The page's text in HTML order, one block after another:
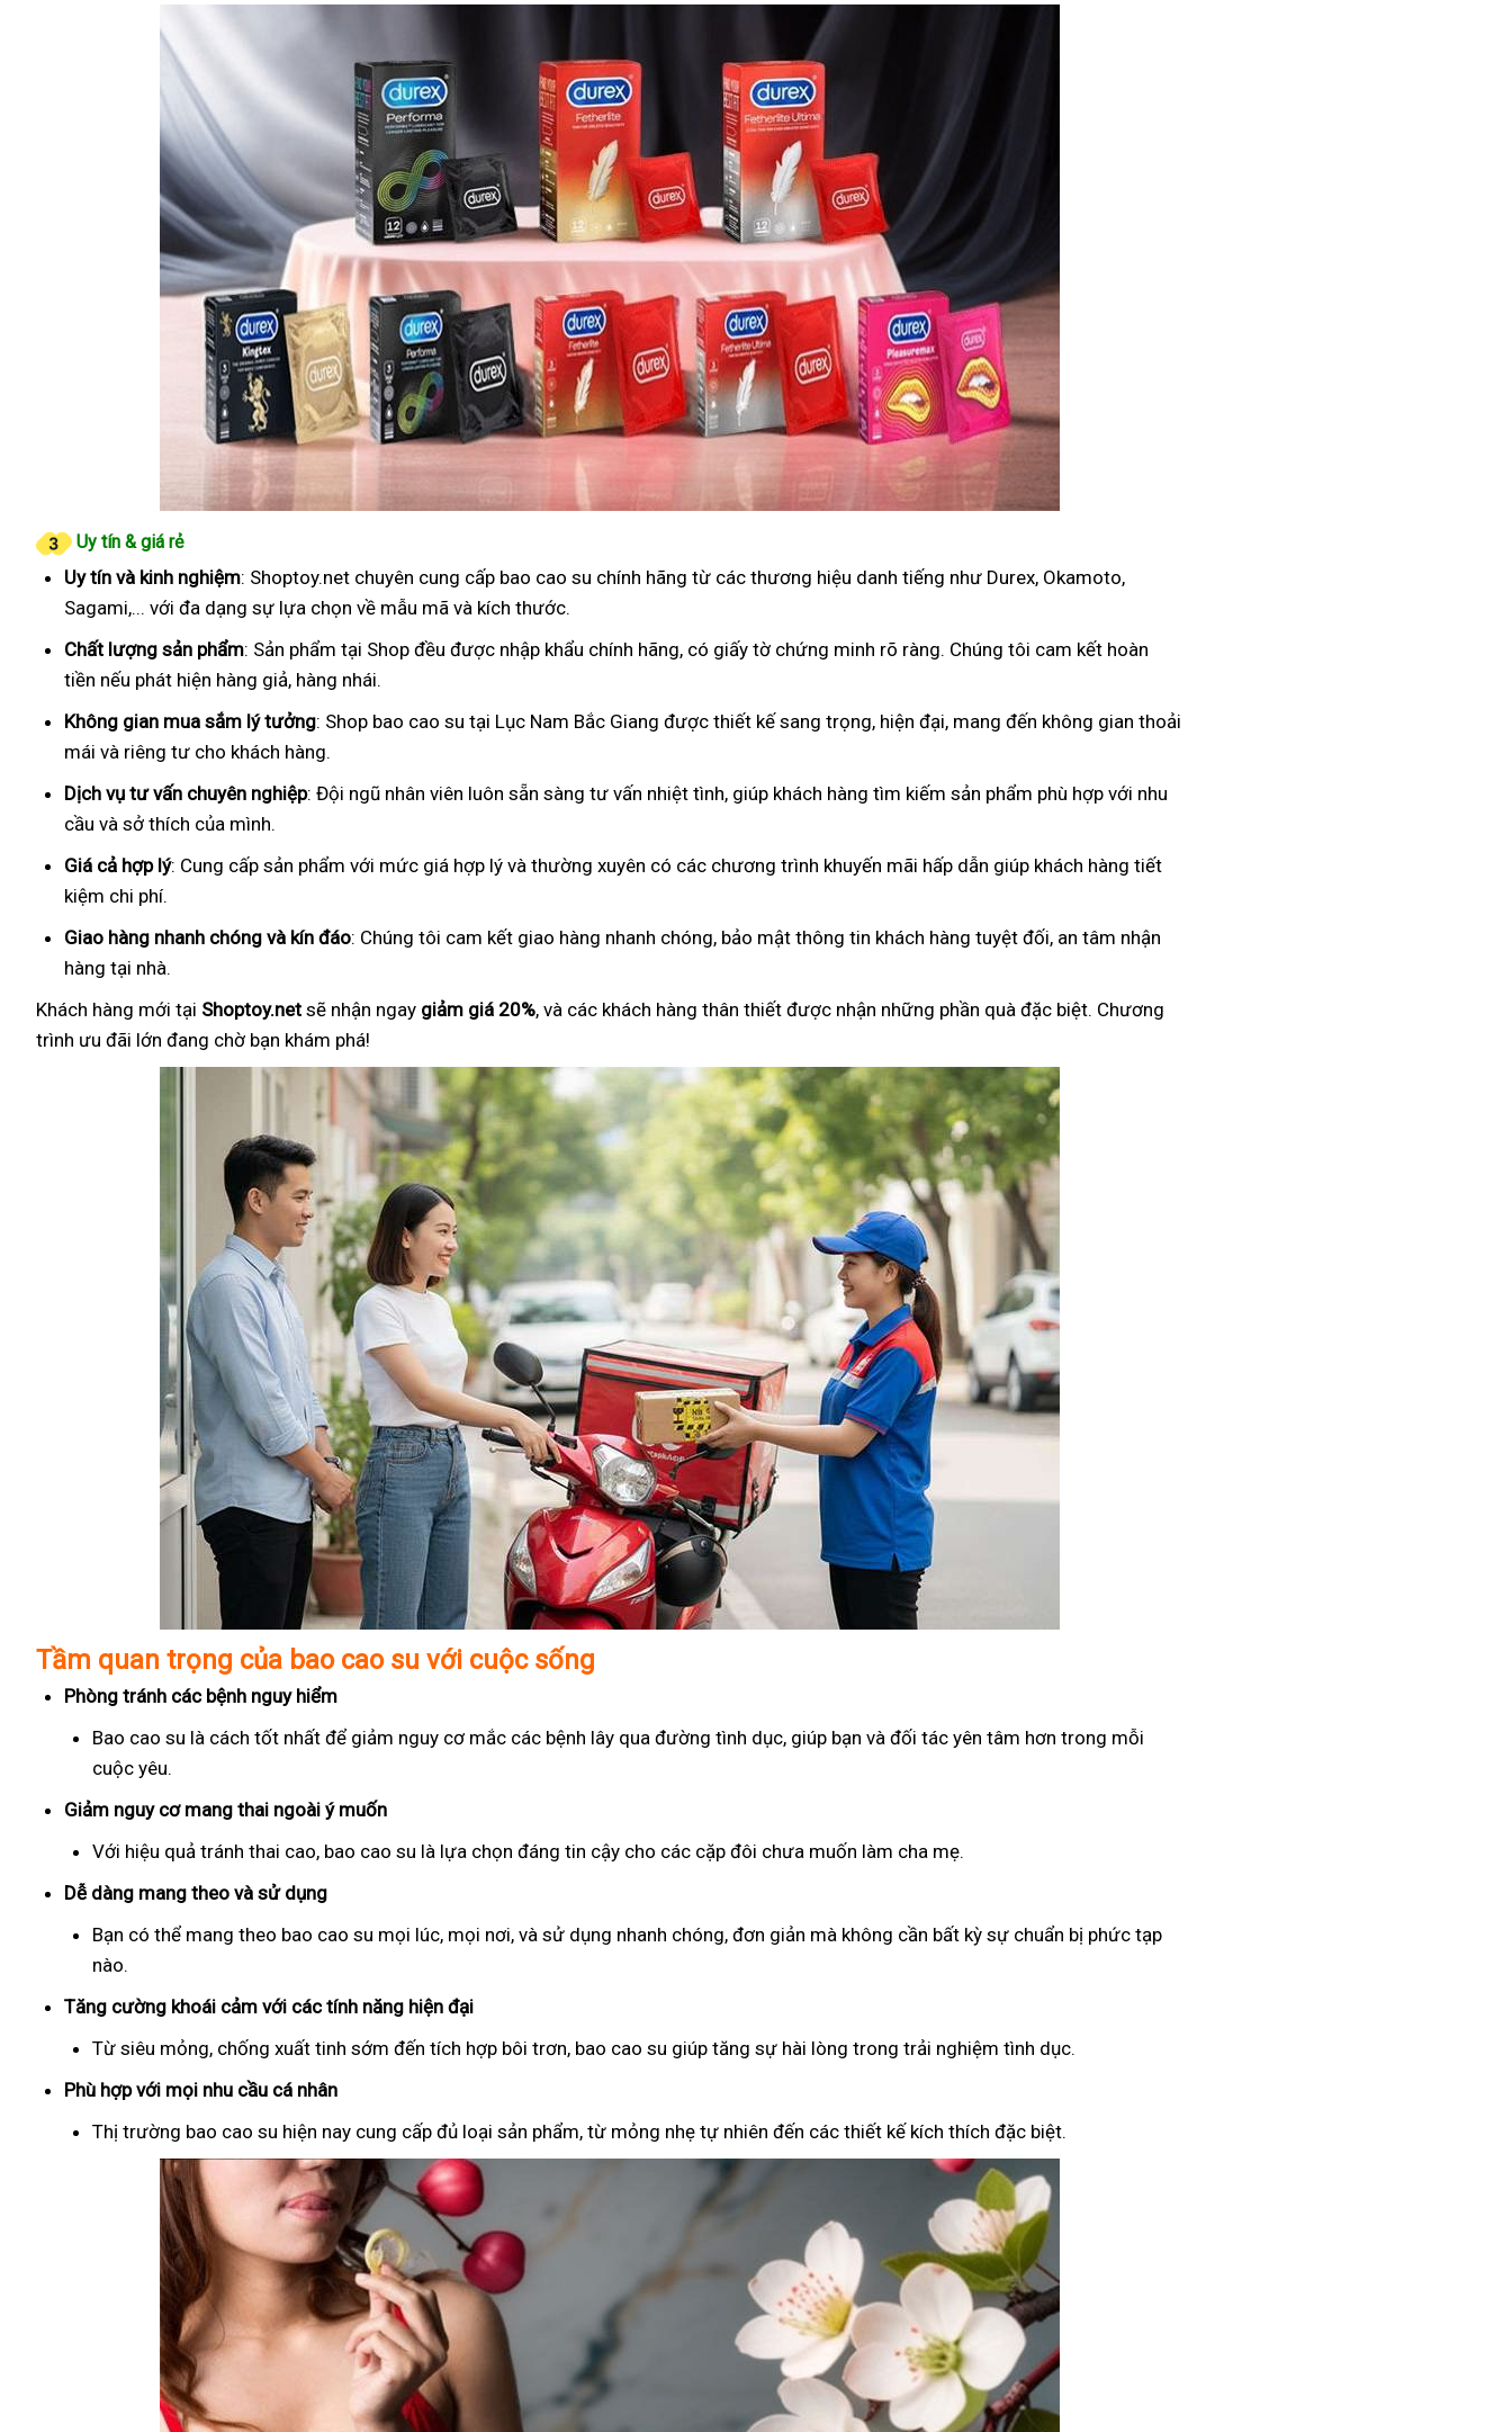
Uy tín & giá rẻ
Uy tín và kinh nghiệm: Shoptoy.net chuyên cung cấp bao cao su chính hãng từ các thương hiệu danh tiếng như Durex, Okamoto,
Sagami,... với đa dạng sự lựa chọn về mẫu mã và kích thước.
Chất lượng sản phẩm: Sản phẩm tại Shop đều được nhập khẩu chính hãng, có giấy tờ chứng minh rõ ràng. Chúng tôi cam kết hoàn
tiền nếu phát hiện hàng giả, hàng nhái.
Không gian mua sắm lý tưởng: Shop bao cao su tại Lục Nam Bắc Giang được thiết kế sang trọng, hiện đại, mang đến không gian thoải
mái và riêng tư cho khách hàng.
Dịch vụ tư vấn chuyên nghiệp: Đội ngũ nhân viên luôn sẵn sàng tư vấn nhiệt tình, giúp khách hàng tìm kiếm sản phẩm phù hợp với nhu
cầu và sở thích của mình.
Giá cả hợp lý: Cung cấp sản phẩm với mức giá hợp lý và thường xuyên có các chương trình khuyến mãi hấp dẫn giúp khách hàng tiết
kiệm chi phí.
Giao hàng nhanh chóng và kín đáo: Chúng tôi cam kết giao hàng nhanh chóng, bảo mật thông tin khách hàng tuyệt đối, an tâm nhận
hàng tại nhà.
Khách hàng mới tại Shoptoy.net sẽ nhận ngay giảm giá 20%, và các khách hàng thân thiết được nhận những phần quà đặc biệt. Chương
trình ưu đãi lớn đang chờ bạn khám phá!
Tầm quan trọng của bao cao su với cuộc sống
Phòng tránh các bệnh nguy hiểm
Bao cao su là cách tốt nhất để giảm nguy cơ mắc các bệnh lây qua đường tình dục, giúp bạn và đối tác yên tâm hơn trong mỗi
cuộc yêu.
Giảm nguy cơ mang thai ngoài ý muốn
Với hiệu quả tránh thai cao, bao cao su là lựa chọn đáng tin cậy cho các cặp đôi chưa muốn làm cha mẹ.
Dễ dàng mang theo và sử dụng
Bạn có thể mang theo bao cao su mọi lúc, mọi nơi, và sử dụng nhanh chóng, đơn giản mà không cần bất kỳ sự chuẩn bị phức tạp
nào.
Tăng cường khoái cảm với các tính năng hiện đại
Từ siêu mỏng, chống xuất tinh sớm đến tích hợp bôi trơn, bao cao su giúp tăng sự hài lòng trong trải nghiệm tình dục.
Phù hợp với mọi nhu cầu cá nhân
Thị trường bao cao su hiện nay cung cấp đủ loại sản phẩm, từ mỏng nhẹ tự nhiên đến các thiết kế kích thích đặc biệt.